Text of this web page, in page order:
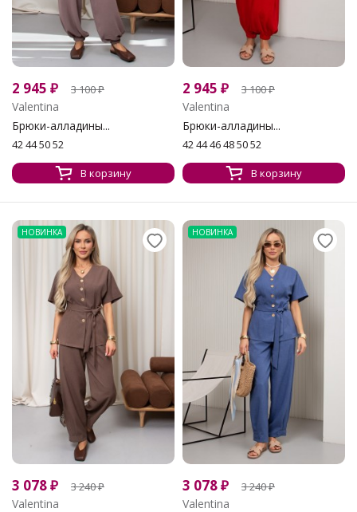
2 945 ₽ 3 100₽
Valentina
Брюки-алладины...
42 44 50 52
В корзину
2 945 ₽ 3 100₽
Valentina
Брюки-алладины...
42 44 46 48 50 52
В корзину
НОВИНКА
3 078₽ 3 240₽
Valentina
НОВИНКА
3 078₽ 3 240₽
Valentina